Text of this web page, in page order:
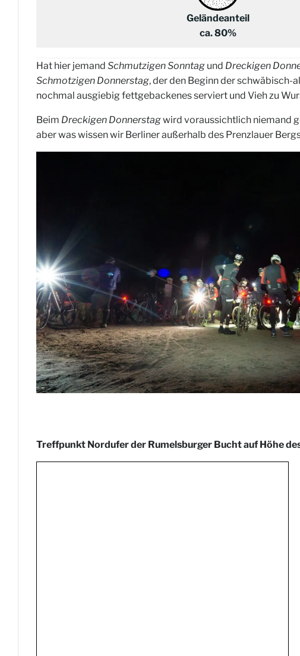
Geländeanteil
ca. 80%
Hat hier jemand Schmutzigen Sonntag und Dreckigen
Schmotzigen Donnerstag, der den Beginn der
nochmal ausgiebig fettgebackenes serviert und Vieh zu
Beim Dreckigen Donnerstagwird voraussichtlich niemand
aber was wissen wir Berliner außerhalb des Prenzlauer
Treffpunkt Nordufer der Rumelsburger Bucht auf Höhe